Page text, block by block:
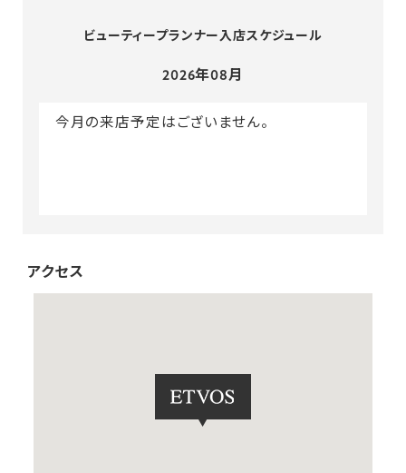
ビューティープランナー入店スケジュール
2026年08月
今月の来店予定はございません。
アクセス